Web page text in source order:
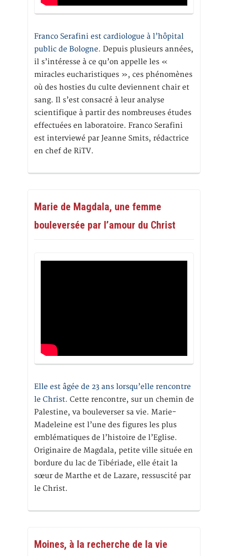
Franco Serafini est cardiologue à l’hôpital
public de Bologne. Depuis plusieurs années,
il s’intéresse à ce qu’on appelle les «
miracles eucharistiques », ces phénomènes
où des hosties du culte deviennent chair et
sang. Il s’est consacré à leur analyse
scientifique à partir des nombreuses études
effectuées en laboratoire. Franco Serafini
est interviewé par Jeanne Smits, rédactrice
en chef de RiTV.
Marie de Magdala, une femme
bouleversée par l’amour du Christ
Elle est âgée de 23 ans lorsqu’elle rencontre
le Christ. Cette rencontre, sur un chemin de
Palestine, va bouleverser sa vie. Marie-
Madeleine est l’une des figures les plus
emblématiques de l’histoire de l’Eglise.
Originaire de Magdala, petite ville située en
bordure du lac de Tibériade, elle était la
sœur de Marthe et de Lazare, ressuscité par
le Christ.
Moines, à la recherche de la vie